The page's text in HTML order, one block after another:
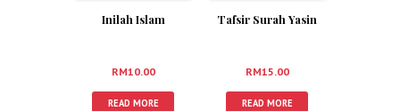
Inilah Islam
RM10.00
READ MORE
Tafsir Surah Yasin
RM15.00
READ MORE